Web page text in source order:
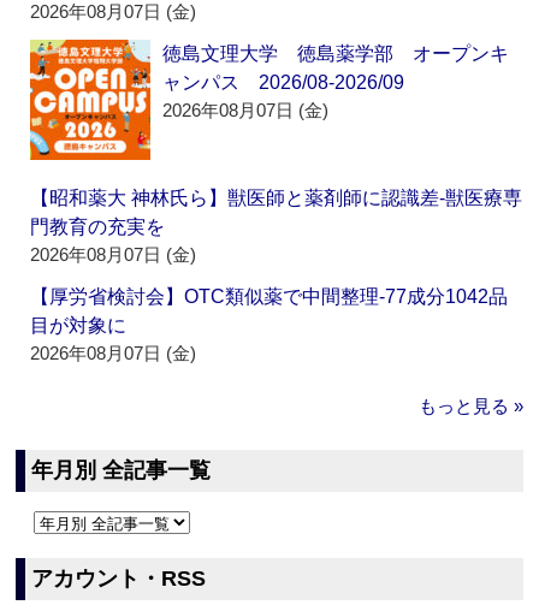
2026年08月07日 (金)
徳島文理大学 徳島薬学部 オープンキ
ャンパス 2026/08-2026/09
2026年08月07日 (金)
【昭和薬大 神林氏ら】獣医師と薬剤師に認識差‐獣医療専
門教育の充実を
2026年08月07日 (金)
【厚労省検討会】OTC類似薬で中間整理‐77成分1042品
目が対象に
2026年08月07日 (金)
もっと見る »
年月別 全記事一覧
アカウント・RSS